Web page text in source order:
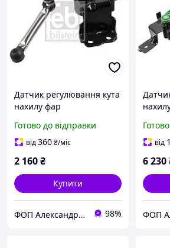
Датчик регулювання кута
нахилу фар
Готово до відправки
від360₴/міс
2 160₴
Купити
ФОП Александрова Ірина Анатоліївна 98%
від
6 230